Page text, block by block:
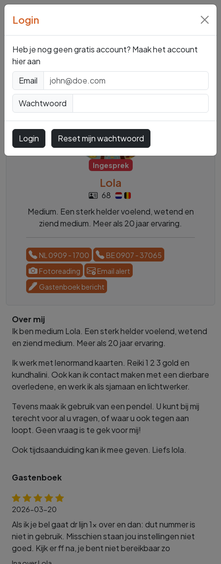
Mediums en
Ingesprek
Lola
68
Medium. Een sterk helder voelend, wetend en
ziend medium. Meer als 20 jaar ervaring.
NL 0909 - 1700
BE 0907 - 37065
Fotoreading
Email alert
Gastenboek bericht
Over mij
Ik ben medium Lola. Een sterk helder voelend, wetend
en ziend medium. Meer als 20 jaar ervaring.
Ik werk met lenormand kaarten. Reiki 1 2 3 gold en
kundhalini. Ook kan ik contact maken met een dierbare
overledene, en werk ik als sjamaan en lichtwerker.
Tevens maak ik gebruik van een pendel. U kunt bij mij
terecht voor al u vragen, of waar u ook tegen aan
loopt. Geen vraag is te gek voor mij!
Ook tijdsaanduiding kan ik mee geven. Liefs lola.
Gastenboek
2026-03-20
Als ik je bel gaat dr lijn 1x over en dan: dut nummer is
niet in gebruik. Misschien staan jou instellingen niet
goed. Kijk er ff na, je bent niet bereikbaar zo
Login
Heb je nog geen gratis account? Maak het account
hier aan
Email
Wachtwoord
Login Reset mijn wachtwoord